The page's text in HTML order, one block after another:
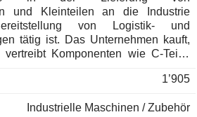
und Kleinteilen an die Industrie
von Logistik- und
tätig ist. Das Unternehmen kauft,
Komponenten wie C-Teile,
zeichnungsspezifische Teile aus
beliefert eine Vielzahl von
1’905
Industrielle Maschinen / Zubehör